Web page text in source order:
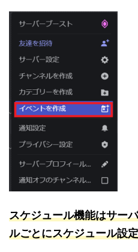
スケジュール機能はサー
ルごとにスケジュール設